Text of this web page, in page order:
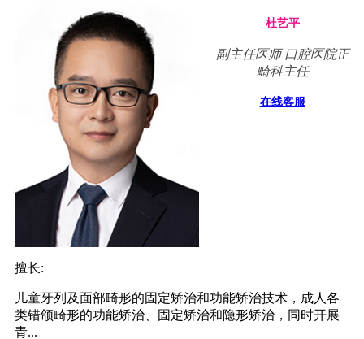
杜艺平
副主任医师 口腔医院正
畸科主任
在线客服
擅长:
儿童牙列及面部畸形的固定矫治和功能矫治技术，成人各
类错颌畸形的功能矫治、固定矫治和隐形矫治，同时开展
青...